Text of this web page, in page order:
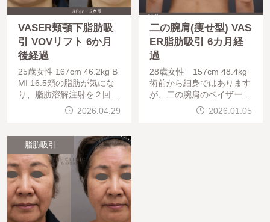
VASER頬顎下脂肪吸
引 VOVリフト 6か月
後経過
25歳女性 167cm 46.2kg B
MI 16.5頬の脂肪が気にな
り、脂肪溶解注射を２回行
ったものの、効果は出ず、
ご相談にこられました。お
、糸リフトで整え
2026.04.29
二の腕肩(痩せ型) VAS
ER脂肪吸引 6カ月経
過
28歳女性 157cm 48.4kg
術前から細身ではあります
が、二の腕肩のベイザー脂
肪吸引により、余計なもっ
ちり感が無くなりました。
2026.01.05
脂肪吸引